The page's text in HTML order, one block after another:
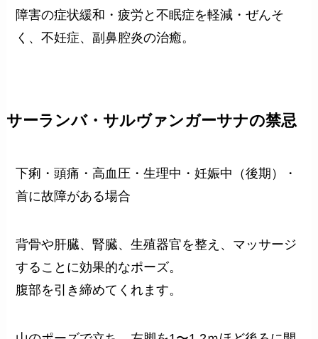
障害の症状緩和・疲労と不眠症を軽減・ぜんそ
く、不妊症、副鼻腔炎の治癒。
サーランバ・サルヴァンガーサナの禁忌
下痢・頭痛・高血圧・生理中・妊娠中（後期）・
首に故障がある場合
背骨や肝臓、腎臓、生殖器官を整え、マッサージ
することに効果的なポーズ。
腹部を引き締めてくれます。